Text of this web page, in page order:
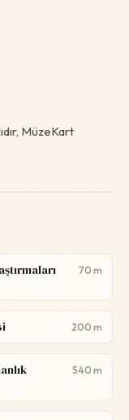
MüzeKart
70 m
200 m
540 m